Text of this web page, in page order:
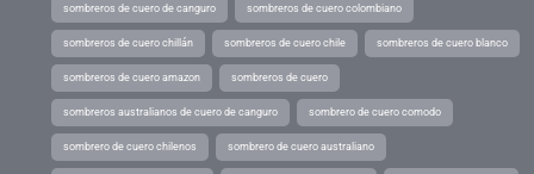
sombreros de cuero de canguro sombreros de cuero colombiano
sombreros de cuero chillán sombreros de cuero chile sombreros de cuero blanco
sombreros de cuero amazon sombreros de cuero
sombreros australianos de cuero de canguro sombrero de cuero comodo
sombrero de cuero chilenos sombrero de cuero australiano